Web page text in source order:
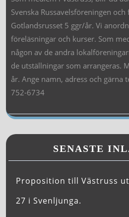
Svenska Russavelsföreningen
Gotlandsrusset 5 ggr/år. Vi
föreläsningar och kurser. Som
någon av de andra
de utställningar som arrangeras.
år. Ange namn, adress och gärna
752-6734
SENASTE
Proposition till Västruss
27 i Svenljunga.